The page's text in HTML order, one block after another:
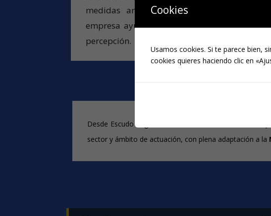
medidas anticorrupción en la
empresa ayudaría a una mejor
percepción.
Desde Escudo Legal les asesoramos en el diseño e
sector y ámbito de actuación, con plena adaptación a la
Cookies
Usamos cookies. Si te parece bien,
cookies quieres haciendo clic en